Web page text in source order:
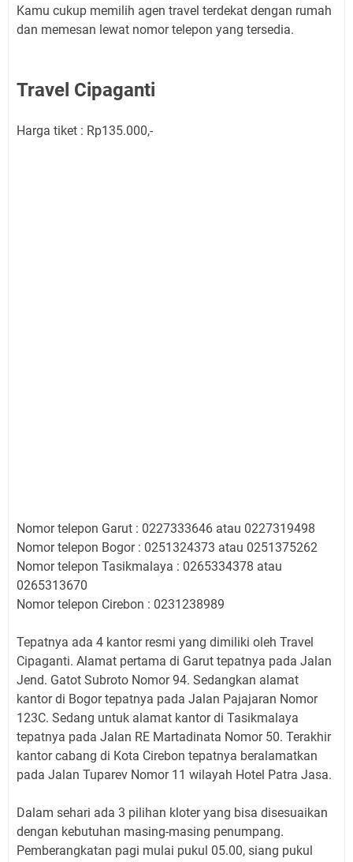
Kamu cukup memilih agen travel terdekat dengan rumah
dan memesan lewat nomor telepon yang tersedia.
Travel Cipaganti
Harga tiket : Rp135.000,-
Nomor telepon Garut : 0227333646 atau 0227319498
Nomor telepon Bogor : 0251324373 atau 0251375262
Nomor telepon Tasikmalaya : 0265334378 atau
0265313670
Nomor telepon Cirebon : 0231238989
Tepatnya ada 4 kantor resmi yang dimiliki oleh Travel
Cipaganti. Alamat pertama di Garut tepatnya pada Jalan
Jend. Gatot Subroto Nomor 94. Sedangkan alamat
kantor di Bogor tepatnya pada Jalan Pajajaran Nomor
123C. Sedang untuk alamat kantor di Tasikmalaya
tepatnya pada Jalan RE Martadinata Nomor 50. Terakhir
kantor cabang di Kota Cirebon tepatnya beralamatkan
pada Jalan Tuparev Nomor 11 wilayah Hotel Patra Jasa.
Dalam sehari ada 3 pilihan kloter yang bisa disesuaikan
dengan kebutuhan masing-masing penumpang.
Pemberangkatan pagi mulai pukul 05.00, siang pukul